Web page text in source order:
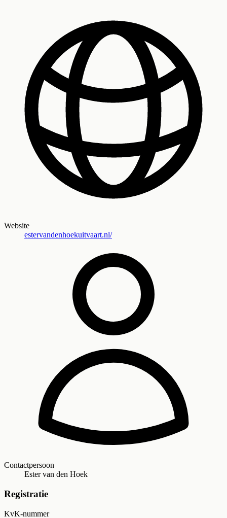
Website
estervandenhoekuitvaart.nl/
Contactpersoon
Ester van den Hoek
Registratie
KvK-nummer